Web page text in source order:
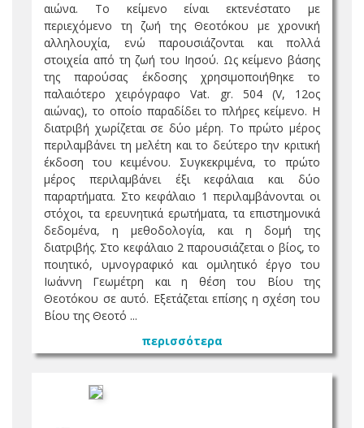
αιώνα. Το κείμενο είναι εκτενέστατο με
περιεχόμενο τη ζωή της Θεοτόκου με χρονική
αλληλουχία, ενώ παρουσιάζονται και πολλά
στοιχεία από τη ζωή του Ιησού. Ως κείμενο βάσης
της παρούσας έκδοσης χρησιμοποιήθηκε το
παλαιότερο χειρόγραφο Vat. gr. 504 (V, 12oς
αιώνας), το οποίο παραδίδει το πλήρες κείμενο. Η
διατριβή χωρίζεται σε δύο μέρη. Το πρώτο μέρος
περιλαμβάνει τη μελέτη και το δεύτερο την κριτική
έκδοση του κειμένου. Συγκεκριμένα, το πρώτο
μέρος περιλαμβάνει έξι κεφάλαια και δύο
παραρτήματα. Στο κεφάλαιο 1 περιλαμβάνονται οι
στόχοι, τα ερευνητικά ερωτήματα, τα επιστημονικά
δεδομένα, η μεθοδολογία, και η δομή της
διατριβής. Στο κεφάλαιο 2 παρουσιάζεται ο βίος, το
ποιητικό, υμνογραφικό και ομιλητικό έργο του
Ιωάννη Γεωμέτρη και η θέση του Βίου της
Θεοτόκου σε αυτό. Εξετάζεται επίσης η σχέση του
Βίου της Θεοτό ...
περισσότερα